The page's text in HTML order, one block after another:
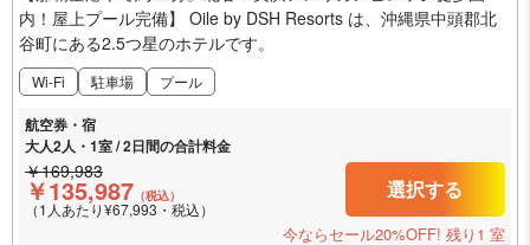
内！屋上プール完備】 Oile by DSH Resorts は、沖縄県中頭郡北
谷町にある2.5つ星のホテルです。
Wi-Fi 駐車場 プール
航空券・宿
大人2人・1室 / 2日間の合計料金
￥169,983
￥135,987 （税込）
（1人あたり¥67,993・税込）
選択する
今ならセール20%OFF! 残り1 室